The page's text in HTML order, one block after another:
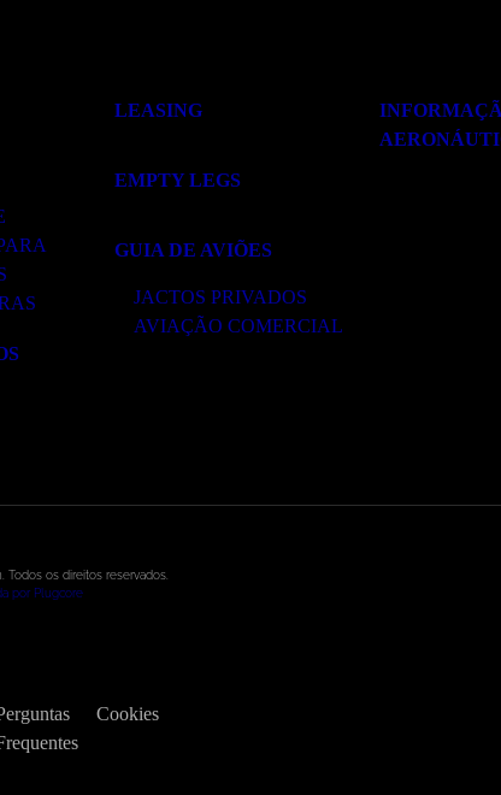
LEASING
EMPTY LEGS
GUIA DE AVIÕES
JACTOS PRIVADOS
AVIAÇÃO COMERCIAL
Todos os direitos reservados.
por Plugcore
Cookies